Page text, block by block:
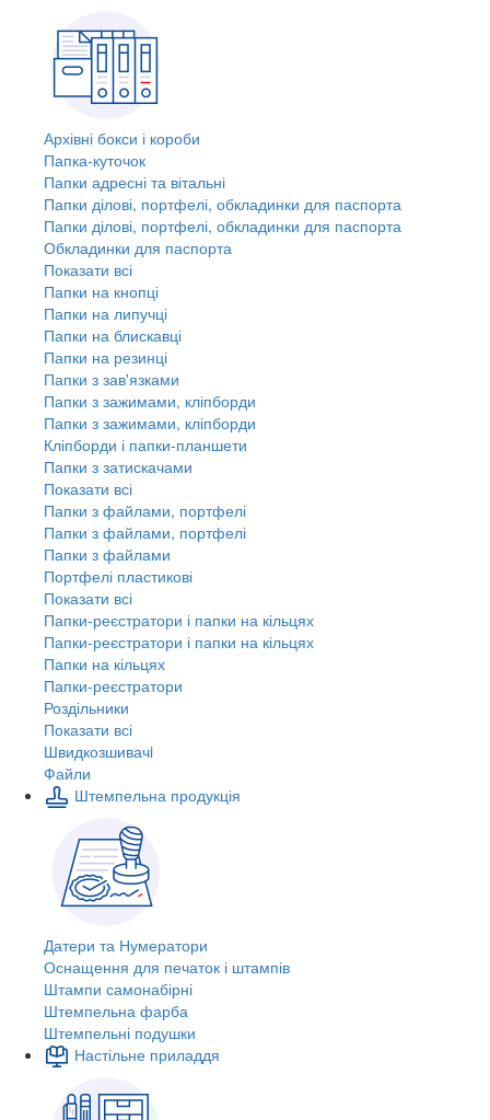
Архівні бокси і короби
Папка-куточок
Папки адресні та вітальні
Папки ділові, портфелі, обкладинки для паспорта
Папки ділові, портфелі, обкладинки для паспорта
Обкладинки для паспорта
Показати всі
Папки на кнопці
Папки на липучці
Папки на блискавці
Папки на резинці
Папки з зав'язками
Папки з зажимами, кліпборди
Папки з зажимами, кліпборди
Кліпборди і папки-планшети
Папки з затискачами
Показати всі
Папки з файлами, портфелі
Папки з файлами, портфелі
Папки з файлами
Портфелі пластикові
Показати всі
Папки-реєстратори і папки на кільцях
Папки-реєстратори і папки на кільцях
Папки на кільцях
Папки-реєстратори
Роздільники
Показати всі
Швидкозшивачi
Файли
Штемпельна продукція
Датери та Нумератори
Оснащення для печаток і штампів
Штампи самонабірні
Штемпельна фарба
Штемпельні подушки
Настільне приладдя